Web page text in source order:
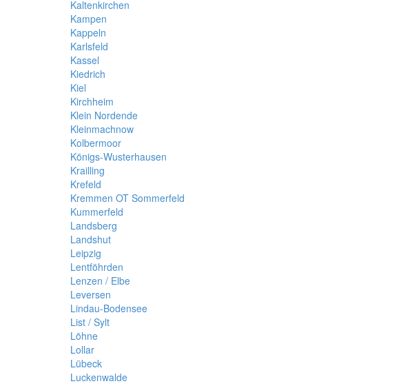
Kaltenkirchen
Kampen
Kappeln
Karlsfeld
Kassel
Kiedrich
Kiel
Kirchheim
Klein Nordende
Kleinmachnow
Kolbermoor
Königs-Wusterhausen
Krailling
Krefeld
Kremmen OT Sommerfeld
Kummerfeld
Landsberg
Landshut
Leipzig
Lentföhrden
Lenzen / Elbe
Leversen
Lindau-Bodensee
List / Sylt
Löhne
Lollar
Lübeck
Luckenwalde